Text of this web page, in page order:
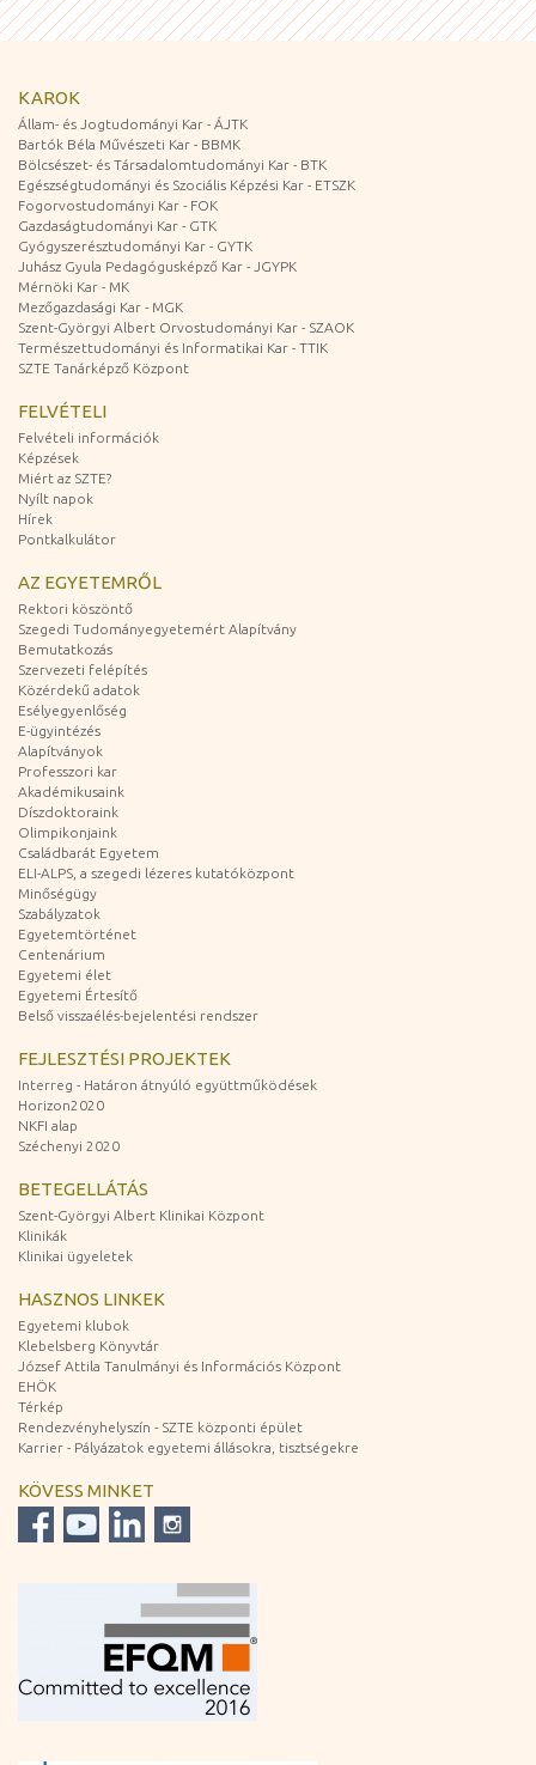
KAROK
Állam- és Jogtudományi Kar - ÁJTK
Bartók Béla Művészeti Kar - BBMK
Bölcsészet- és Társadalomtudományi Kar - BTK
Egészségtudományi és Szociális Képzési Kar - ETSZK
Fogorvostudományi Kar - FOK
Gazdaságtudományi Kar - GTK
Gyógyszerésztudományi Kar - GYTK
Juhász Gyula Pedagógusképző Kar - JGYPK
Mérnöki Kar - MK
Mezőgazdasági Kar - MGK
Szent-Györgyi Albert Orvostudományi Kar - SZAOK
Természettudományi és Informatikai Kar - TTIK
SZTE Tanárképző Központ
FELVÉTELI
Felvételi információk
Képzések
Miért az SZTE?
Nyílt napok
Hírek
Pontkalkulátor
AZ EGYETEMRŐL
Rektori köszöntő
Szegedi Tudományegyetemért Alapítvány
Bemutatkozás
Szervezeti felépítés
Közérdekű adatok
Esélyegyenlőség
E-ügyintézés
Alapítványok
Professzori kar
Akadémikusaink
Díszdoktoraink
Olimpikonjaink
Családbarát Egyetem
ELI-ALPS, a szegedi lézeres kutatóközpont
Minőségügy
Szabályzatok
Egyetemtörténet
Centenárium
Egyetemi élet
Egyetemi Értesítő
Belső visszaélés-bejelentési rendszer
FEJLESZTÉSI PROJEKTEK
Interreg - Határon átnyúló együttműködések
Horizon2020
NKFI alap
Széchenyi 2020
BETEGELLÁTÁS
Szent-Györgyi Albert Klinikai Központ
Klinikák
Klinikai ügyeletek
HASZNOS LINKEK
Egyetemi klubok
Klebelsberg Könyvtár
József Attila Tanulmányi és Információs Központ
EHÖK
Térkép
Rendezvényhelyszín - SZTE központi épület
Karrier - Pályázatok egyetemi állásokra, tisztségekre
KÖVESS MINKET